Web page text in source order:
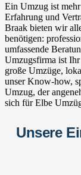
Ein Umzug ist
Erfahrung und
Braak bieten wir
benötigen:
umfassende
Umzugsfirma ist
große Umzüge,
unser Know-how,
Umzug, der
sich für Elbe
Unsere